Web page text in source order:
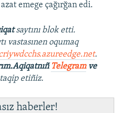
emege çağırğan edi.
saytını blok etti.
vastasınen oqumaq
.
Telegramve
etiñiz.
haberler!